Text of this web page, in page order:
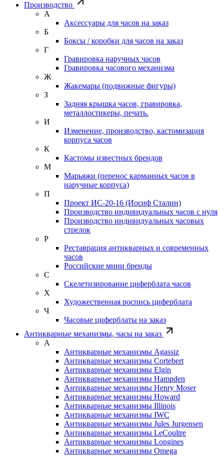
Производство
А
Аксессуары для часов на заказ
Б
Боксы / коробки для часов на заказ
Г
Гравировка наручных часов
Гравировка часового механизма
Ж
Жакемары (подвижные фигуры)
З
Задняя крышка часов, гравировка,
металлостикеры, печать.
И
Изменение, производство, кастомизация
корпуса часов
К
Кастомы известных брендов
М
Марьяжи (перенос карманных часов в
наручные корпуса)
П
Проект ИС-20-16 (Иосиф Сталин)
Производство индивидуальных часов с нуля
Производство индивидуальных часовых
стрелок
Р
Реставрация антикварных и современных
часов
Российские мини бренды
С
Скелетизирование циферблата часов
Х
Художественная роспись циферблата
Ч
Часовые циферблаты на заказ
Антикварные механизмы, часы на заказ
А
Антикварные механизмы Agassiz
Антикварные механизмы Cortebert
Антикварные механизмы Elgin
Антикварные механизмы Hampden
Антикварные механизмы Henry Moser
Антикварные механизмы Howard
Антикварные механизмы Illinois
Антикварные механизмы IWC
Антикварные механизмы Jules Jurgensen
Антикварные механизмы LeCoultre
Антикварные механизмы Longines
Антикварные механизмы Omega